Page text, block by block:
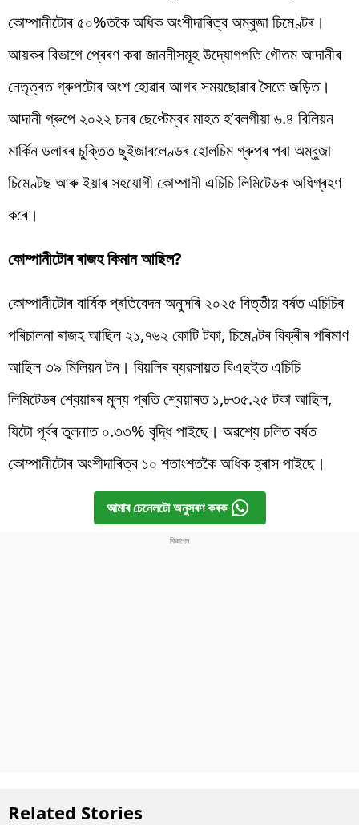
কোম্পানীটোৰ ৫০%তকৈ অধিক অংশীদাৰিত্ব অম্বুজা চিমেণ্টৰ।
আয়কৰ বিভাগে প্ৰেৰণ কৰা জাননীসমূহ উদ্যোগপতি গৌতম আদানীৰ
নেতৃত্বত গ্ৰুপটোৰ অংশ হোৱাৰ আগৰ সময়ছোৱাৰ সৈতে জড়িত।
আদানী গ্ৰুপে ২০২২ চনৰ ছেপ্টেম্বৰ মাহত হ’বলগীয়া ৬.৪ বিলিয়ন
মাৰ্কিন ডলাৰৰ চুক্তিত ছুইজাৰলেণ্ডৰ হোলচিম গ্ৰুপৰ পৰা অম্বুজা
চিমেণ্টছ আৰু ইয়াৰ সহযোগী কোম্পানী এচিচি লিমিটেডক অধিগ্ৰহণ
কৰে।
কোম্পানীটোৰ ৰাজহ কিমান আছিল?
কোম্পানীটোৰ বাৰ্ষিক প্ৰতিবেদন অনুসৰি ২০২৫ বিত্তীয় বৰ্ষত এচিচিৰ
পৰিচালনা ৰাজহ আছিল ২১,৭৬২ কোটি টকা, চিমেণ্টৰ বিক্ৰীৰ পৰিমাণ
আছিল ৩৯ মিলিয়ন টন। বিয়লিৰ ব্যৱসায়ত বিএছইত এচিচি
লিমিটেডৰ শ্বেয়াৰৰ মূল্য প্ৰতি শ্বেয়াৰত ১,৮৩৫.২৫ টকা আছিল,
যিটো পূৰ্বৰ তুলনাত ০.৩৩% বৃদ্ধি পাইছে। অৱশ্যে চলিত বৰ্ষত
কোম্পানীটোৰ অংশীদাৰিত্ব ১০ শতাংশতকৈ অধিক হ্ৰাস পাইছে।
আমাৰ চেনেলটো অনুসৰণ কৰক
Related Stories